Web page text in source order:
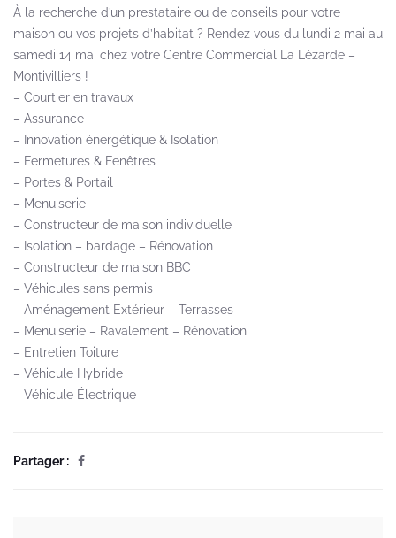
À la recherche d’un prestataire ou de conseils pour votre
maison ou vos projets d’habitat ? Rendez vous du lundi 2 mai au
samedi 14 mai chez votre Centre Commercial La Lézarde –
Montivilliers !
– Courtier en travaux
– Assurance
– Innovation énergétique & Isolation
– Fermetures & Fenêtres
– Portes & Portail
– Menuiserie
– Constructeur de maison individuelle
– Isolation – bardage – Rénovation
– Constructeur de maison BBC
– Véhicules sans permis
– Aménagement Extérieur – Terrasses
– Menuiserie – Ravalement – Rénovation
– Entretien Toiture
– Véhicule Hybride
– Véhicule Électrique
Partager :